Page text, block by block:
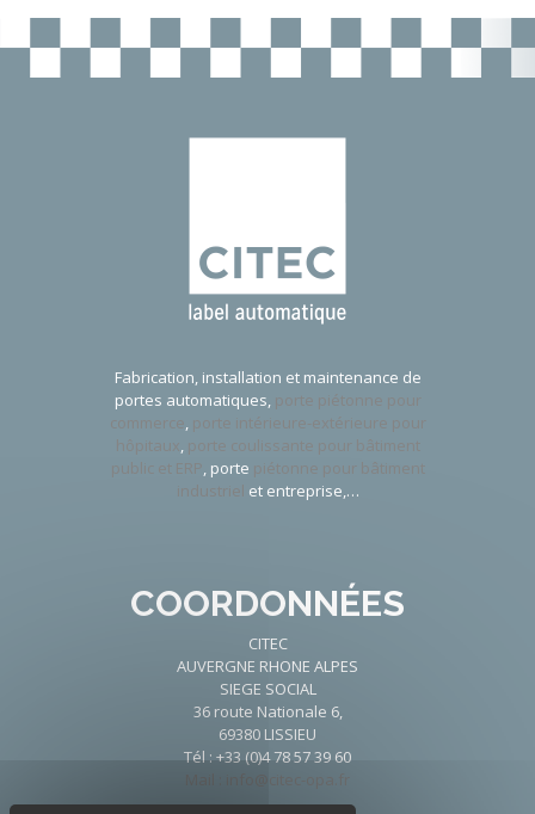
Fabrication, installation et maintenance de
portes automatiques, porte piétonne pour
commerce, porte intérieure-extérieure pour
hôpitaux, porte coulissante pour bâtiment
public et ERP, porte piétonne pour bâtiment
industriel et entreprise,…
COORDONNÉES
CITEC
AUVERGNE RHONE ALPES
SIEGE SOCIAL
36 route Nationale 6,
69380 LISSIEU
Tél : +33 (0)4 78 57 39 60
Mail : info@citec-opa.fr